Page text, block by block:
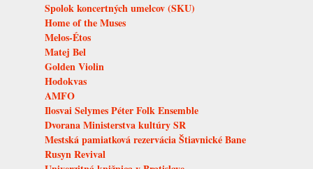
Spolok koncertných umelcov (SKU)
Home of the Muses
Melos-Étos
Matej Bel
Golden Violin
Hodokvas
AMFO
Ilosvai Selymes Péter Folk Ensemble
Dvorana Ministerstva kultúry SR
Mestská pamiatková rezervácia Štiavnické Bane
Rusyn Revival